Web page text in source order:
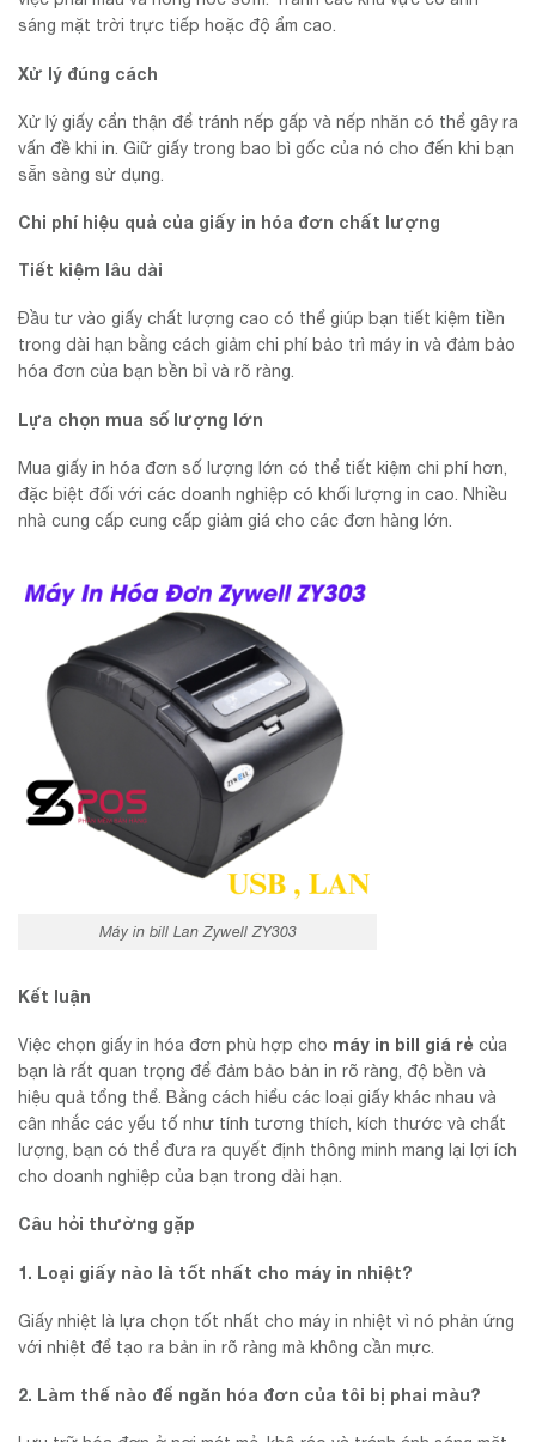
sáng mặt trời trực tiếp hoặc độ ẩm cao.
Xử lý đúng cách
Xử lý giấy cẩn thận để tránh nếp gấp và nếp nhăn có thể gây ra
vấn đề khi in. Giữ giấy trong bao bì gốc của nó cho đến khi bạn
sẵn sàng sử dụng.
Chi phí hiệu quả của giấy in hóa đơn chất lượng
Tiết kiệm lâu dài
Đầu tư vào giấy chất lượng cao có thể giúp bạn tiết kiệm tiền
trong dài hạn bằng cách giảm chi phí bảo trì máy in và đảm bảo
hóa đơn của bạn bền bỉ và rõ ràng.
Lựa chọn mua số lượng lớn
Mua giấy in hóa đơn số lượng lớn có thể tiết kiệm chi phí hơn,
đặc biệt đối với các doanh nghiệp có khối lượng in cao. Nhiều
nhà cung cấp cung cấp giảm giá cho các đơn hàng lớn.
Máy in bill Lan Zywell ZY303
Kết luận
Việc chọn giấy in hóa đơn phù hợp cho máy in bill giá rẻ của
bạn là rất quan trọng để đảm bảo bản in rõ ràng, độ bền và
hiệu quả tổng thể. Bằng cách hiểu các loại giấy khác nhau và
cân nhắc các yếu tố như tính tương thích, kích thước và chất
lượng, bạn có thể đưa ra quyết định thông minh mang lại lợi ích
cho doanh nghiệp của bạn trong dài hạn.
Câu hỏi thường gặp
1. Loại giấy nào là tốt nhất cho máy in nhiệt?
Giấy nhiệt là lựa chọn tốt nhất cho máy in nhiệt vì nó phản ứng
với nhiệt để tạo ra bản in rõ ràng mà không cần mực.
2. Làm thế nào để ngăn hóa đơn của tôi bị phai màu?